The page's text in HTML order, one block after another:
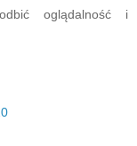
oglądalność i